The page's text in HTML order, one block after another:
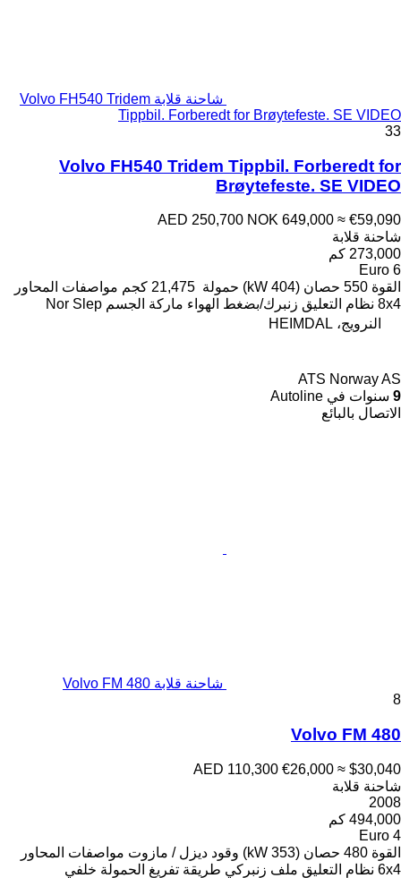
شاحنة قلابة Volvo FH540 Tridem
Tippbil. Forberedt for Brøytefeste. SE VIDEO
33
Volvo FH540 Tridem Tippbil. Forberedt for
Brøytefeste. SE VIDEO
AED 250,700 NOK 649,000 ≈ €59,090
شاحنة قلابة
273,000 كم
Euro 6
القوة 550 حصان (404 kW) حمولة 21,475 كجم
مواصفات المحاور
8x4 نظام التعليق زنبرك/بضغط الهواء ماركة الجسم Nor Slep
النرويج، HEIMDAL
ATS Norway AS
9 سنوات في Autoline
الاتصال بالبائع
شاحنة قلابة Volvo FM 480
8
Volvo FM 480
AED 110,300 €26,000 ≈ $30,040
شاحنة قلابة
2008
494,000 كم
Euro 4
القوة 480 حصان (353 kW) وقود ديزل / مازوت مواصفات المحاور
6x4 نظام التعليق ملف زنبركي طريقة تفريغ الحمولة خلفي